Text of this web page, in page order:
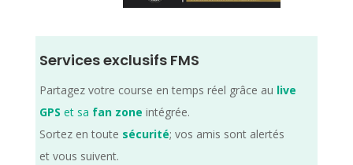
Services exclusifs FMS
Partagez votre course en temps réel grâce au live
GPS et sa fan zone intégrée.
Sortez en toute sécurité; vos amis sont alertés
et vous suivent.